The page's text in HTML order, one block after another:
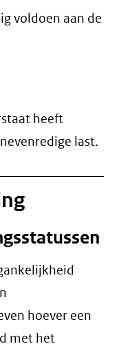
voldoen aan de
heeft
last.
hoever een
met het